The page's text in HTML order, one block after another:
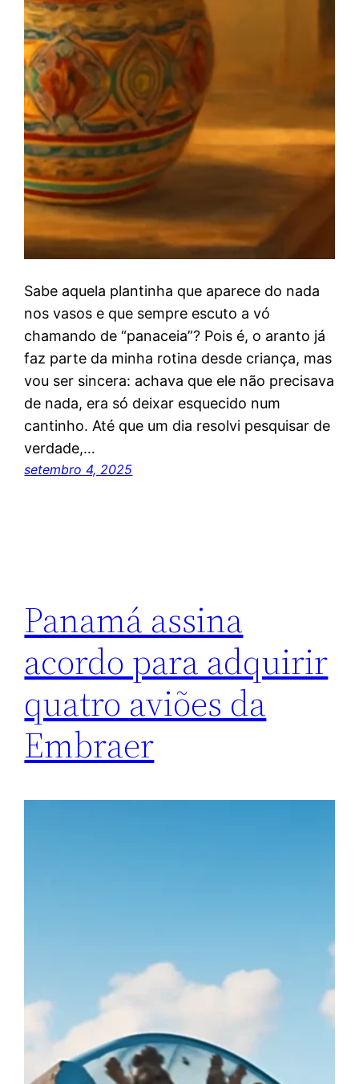
Sabe aquela plantinha que aparece do nada
nos vasos e que sempre escuto a vó
chamando de “panaceia”? Pois é, o aranto já
faz parte da minha rotina desde criança, mas
vou ser sincera: achava que ele não precisava
de nada, era só deixar esquecido num
cantinho. Até que um dia resolvi pesquisar de
verdade,…
setembro 4, 2025
Panamá assina
acordo para adquirir
quatro aviões da
Embraer